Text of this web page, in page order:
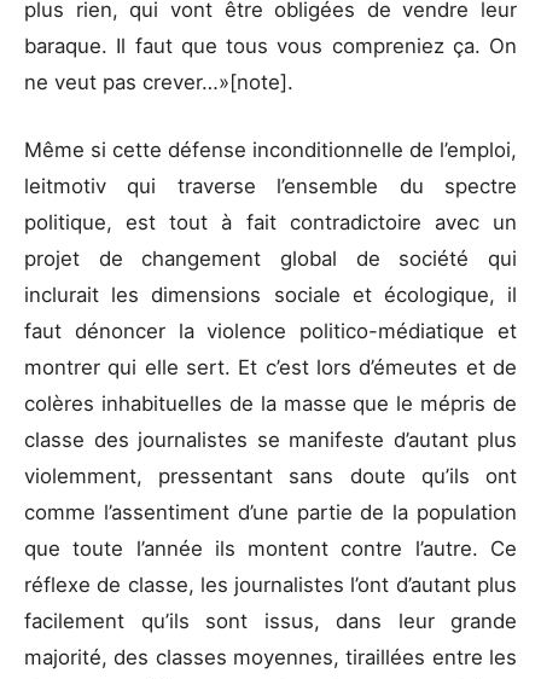
plus rien, qui vont être obligées de vendre leur
baraque. Il faut que tous vous compreniez ça. On
ne veut pas crever…»[note].
Même si cette défense inconditionnelle de l’emploi,
leitmotiv qui traverse l’ensemble du spectre
politique, est tout à fait contradictoire avec un
projet de changement global de société qui
inclurait les dimensions sociale et écologique, il
faut dénoncer la violence politico-médiatique et
montrer qui elle sert. Et c’est lors d’émeutes et de
colères inhabituelles de la masse que le mépris de
classe des journalistes se manifeste d’autant plus
violemment, pressentant sans doute qu’ils ont
comme l’assentiment d’une partie de la population
que toute l’année ils montent contre l’autre. Ce
réflexe de classe, les journalistes l’ont d’autant plus
facilement qu’ils sont issus, dans leur grande
majorité, des classes moyennes, tiraillées entre les